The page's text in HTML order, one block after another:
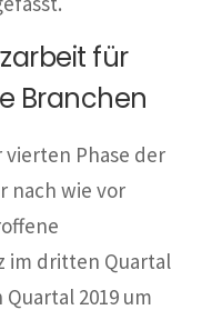
für
Branchen
Phase der
nach wie vor
im dritten Quartal
2019 um